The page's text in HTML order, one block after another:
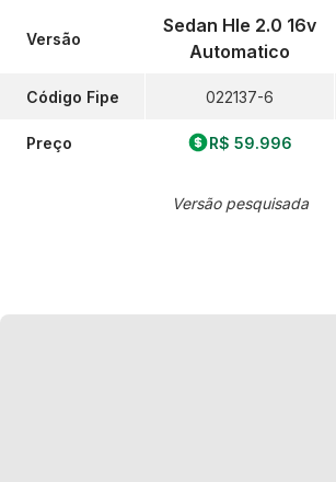
Versão
Código Fipe
Preço
Sedan Hle 2.0 16v
Automatico
022137-6
R$ 59.996
Versão pesquisada